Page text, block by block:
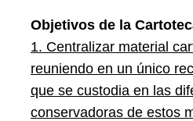
Objetivos de la
1. Centralizar material
reuniendo en un único
que se custodia en las
conservadoras de estos